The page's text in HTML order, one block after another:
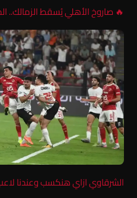
🔥 صاروخ الأهلي يُسقط الزمالك..
الشرقاوي ازاي هنكسب وعندنا